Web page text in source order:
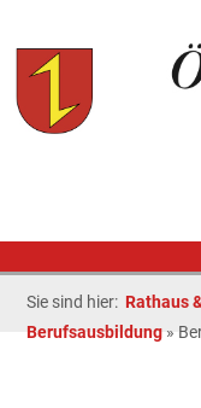
Sie sind hier: Rathaus
Berufsausbildung»